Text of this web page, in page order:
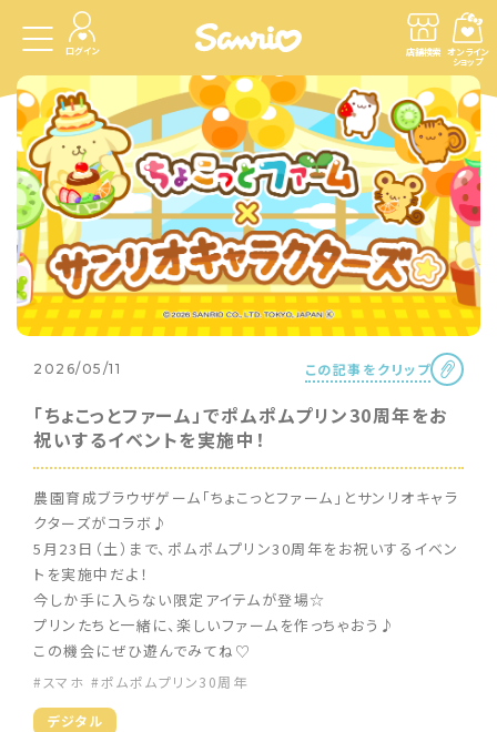
ログイン 店舗検索 オンライン
ショップ
2026/05/11 この記事をクリップ
「ちょこっとファーム」でポムポムプリン30周年をお
祝いするイベントを実施中！
農園育成ブラウザゲーム「ちょこっとファーム」とサンリオキャラ
クターズがコラボ♪
5月23日（土）まで、ポムポムプリン30周年をお祝いするイベン
トを実施中だよ！
今しか手に入らない限定アイテムが登場☆
プリンたちと一緒に、楽しいファームを作っちゃおう♪
この機会にぜひ遊んでみてね♡
#スマホ #ポムポムプリン30周年
デジタル